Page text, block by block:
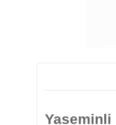
Yaseminli